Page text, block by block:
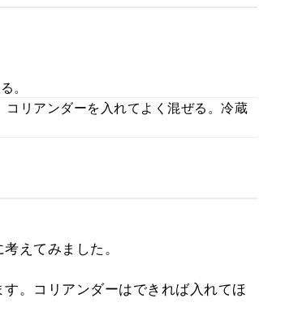
。
リアンダーを入れてよく混ぜる。冷蔵
えてみました。
。コリアンダーはできれば入れてほ